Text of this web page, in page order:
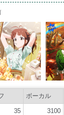
ボーカル
35 3100